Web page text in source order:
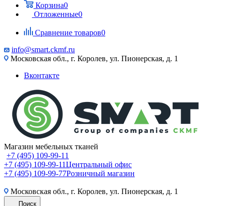
Корзина0
Отложенные0
Сравнение товаров0
info@smart.ckmf.ru
Московская обл., г. Королев, ул. Пионерская, д. 1
Вконтакте
Магазин мебельных тканей
+7 (495) 109-99-11
+7 (495) 109-99-11Центральный офис
+7 (495) 109-99-77Розничный магазин
Московская обл., г. Королев, ул. Пионерская, д. 1
Поиск